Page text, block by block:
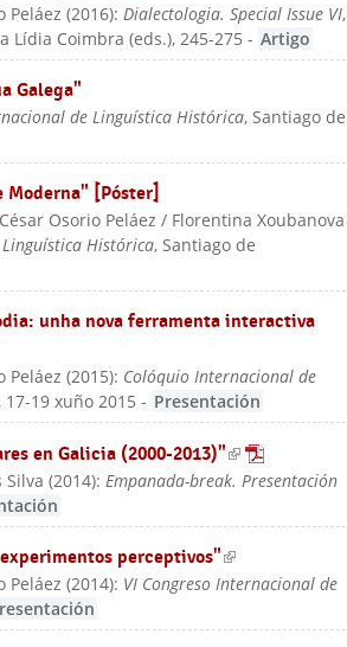
Peláez(2016): Dialectologia. Special Issue VI,
Lídia Coimbra (eds.), 245-275 - Artigo
Galega"
de Linguística Histórica, Santiago de
[Póster]
Osorio Peláez / Florentina Xoubanova
Histórica, Santiago de
unha nova ferramenta interactiva
Peláez(2015): Colóquio Internacional de
17-19 xuño 2015 - Presentación
en Galicia (2000-2013)"(link is external)
Silva (2014): Empanada-break. Presentación
perceptivos"(link is external)
Peláez(2014): VI Congreso Internacional de